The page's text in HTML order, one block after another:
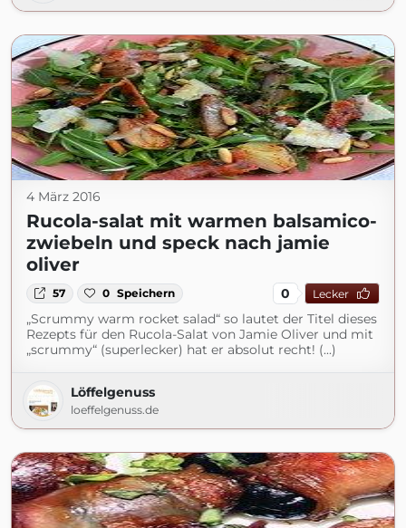
4 März 2016
Rucola-salat mit warmen balsamico-
zwiebeln und speck nach jamie
oliver
57 0 Speichern 0 Lecker
„Scrummy warm rocket salad“ so lautet der Titel dieses
Rezepts für den Rucola-Salat von Jamie Oliver und mit
„scrummy“ (superlecker) hat er absolut recht! (...)
Löffelgenuss
loeffelgenuss.de